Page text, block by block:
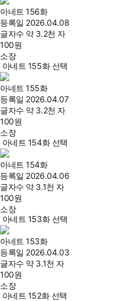
아네트 156화
등록일 2026.04.08
글자수 약 3.2천 자
100원
소장
아네트 155화 선택
아네트 155화
등록일 2026.04.07
글자수 약 3.2천 자
100원
소장
아네트 154화 선택
아네트 154화
등록일 2026.04.06
글자수 약 3.1천 자
100원
소장
아네트 153화 선택
아네트 153화
등록일 2026.04.03
글자수 약 3.1천 자
100원
소장
아네트 152화 선택